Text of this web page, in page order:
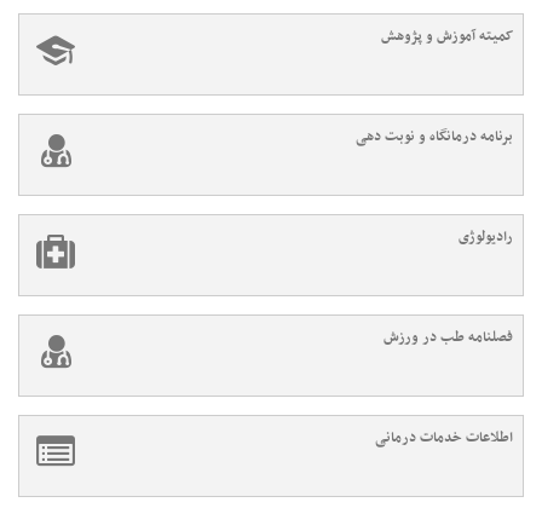
کمیته آموزش و پژوهش
برنامه درمانگاه و نوبت دهی
رادیولوژی
فصلنامه طب در ورزش
اطلاعات خدمات درمانی